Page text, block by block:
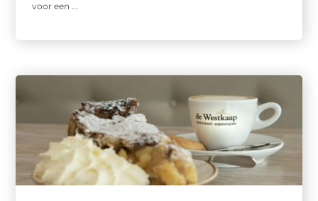
voor een ...